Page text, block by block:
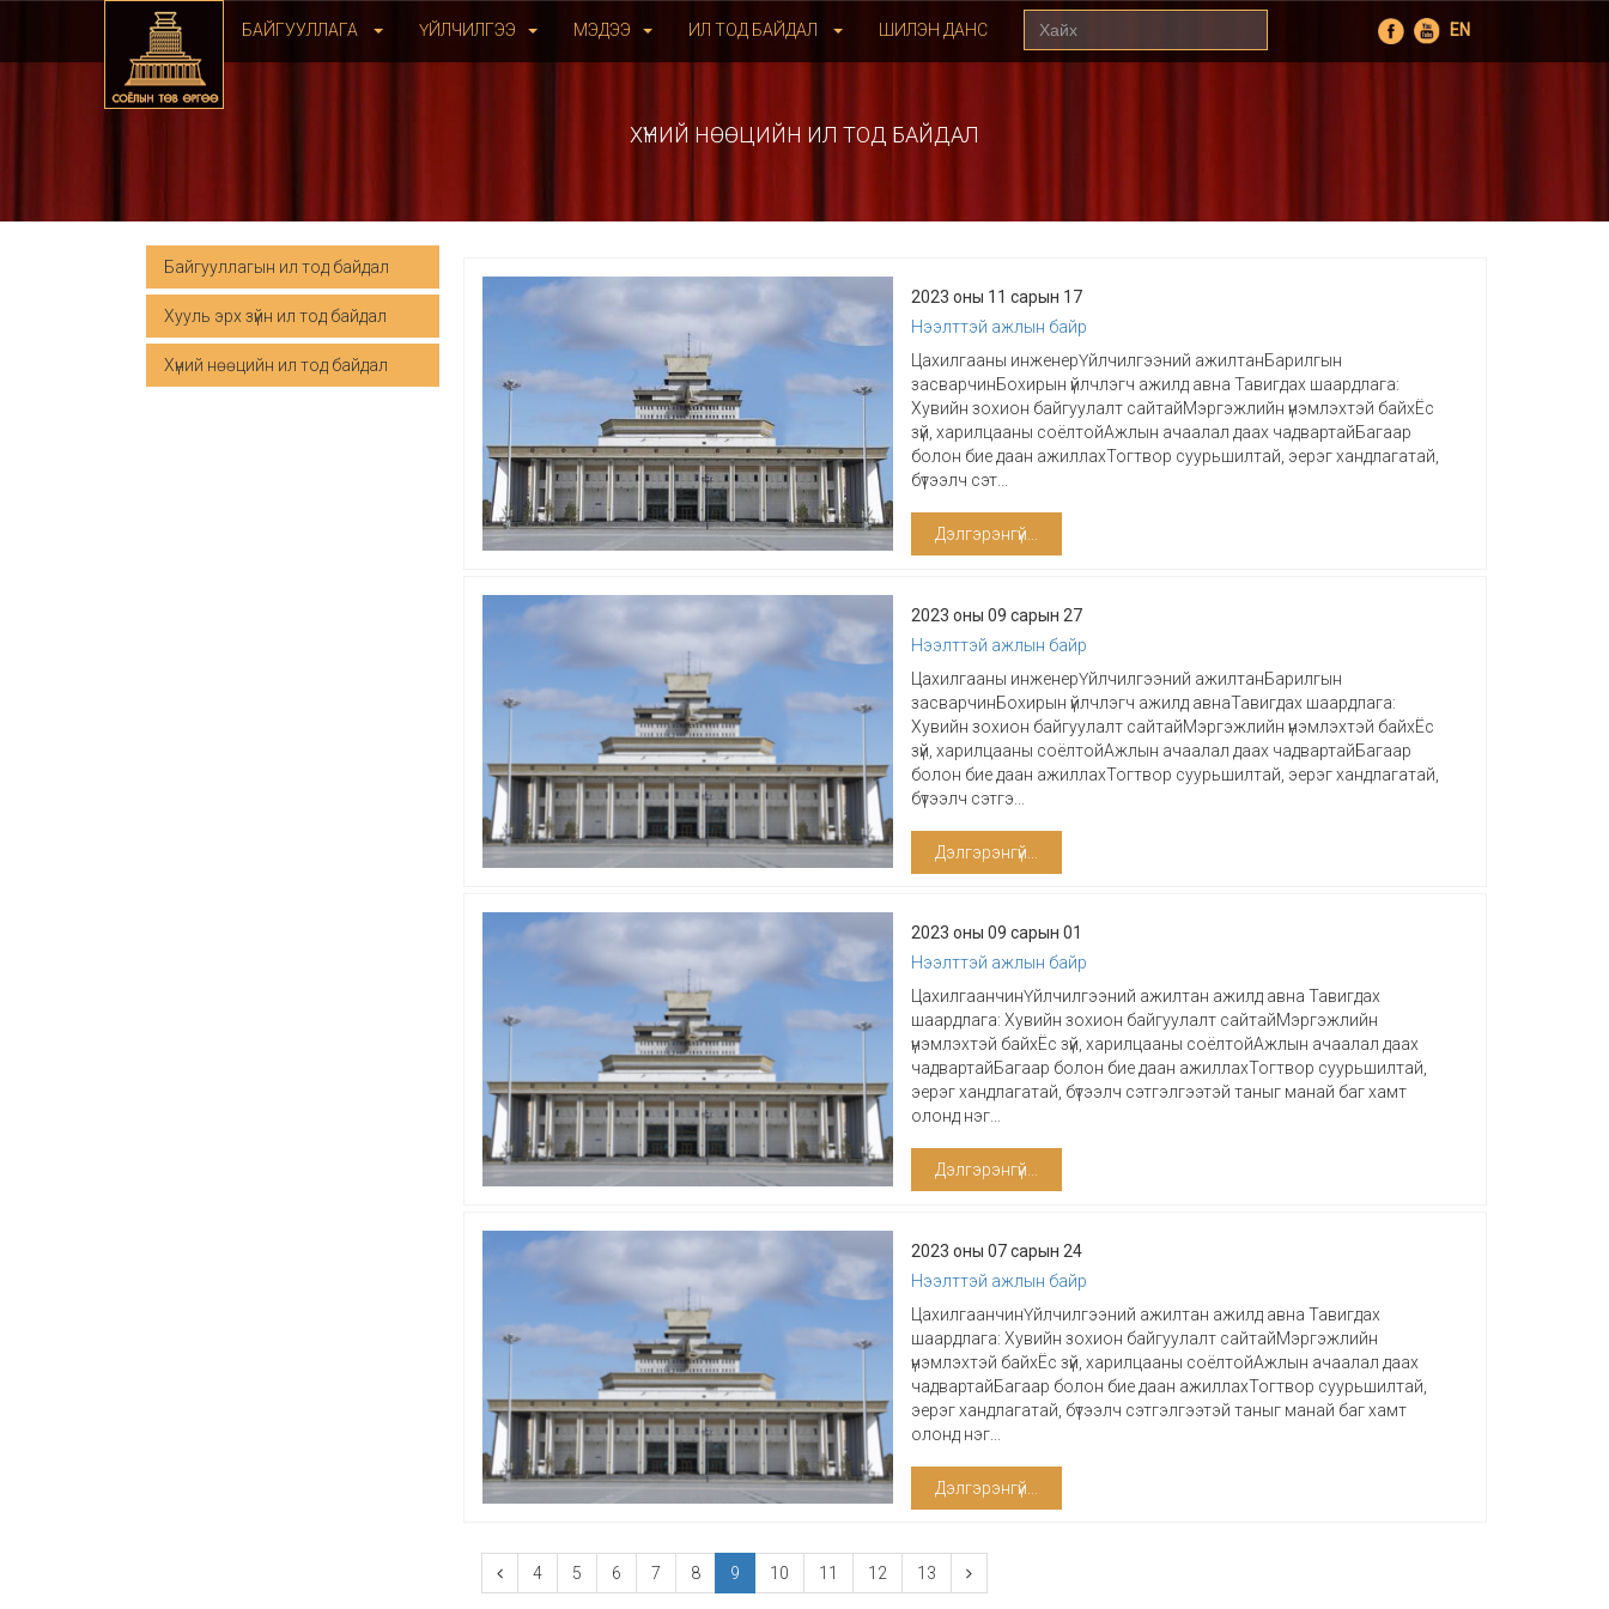
БАЙГУУЛЛАГА ҮЙЛЧИЛГЭЭ МЭДЭЭ ИЛ ТОД БАЙДАЛ ШИЛЭН ДАНС EN
ХҮНИЙ НӨӨЦИЙН ИЛ ТОД БАЙДАЛ
Байгууллагын ил тод байдал
Хууль эрх зүйн ил тод байдал
Хүний нөөцийн ил тод байдал
2023 оны 11 сарын 17
Нээлттэй ажлын байр
Цахилгааны инженерҮйлчилгээний ажилтанБарилгын
засварчинБохирын үйлчлэгч ажилд авна Тавигдах шаардлага:
Хувийн зохион байгуулалт сайтайМэргэжлийн үнэмлэхтэй байхЁс
зүй, харилцааны соёлтойАжлын ачаалал даах чадвартайБагаар
болон бие даан ажиллахТогтвор суурьшилтай, эерэг хандлагатай,
бүтээлч сэт...
Дэлгэрэнгүй...
2023 оны 09 сарын 27
Нээлттэй ажлын байр
Цахилгааны инженерҮйлчилгээний ажилтанБарилгын
засварчинБохирын үйлчлэгч ажилд авнаТавигдах шаардлага:
Хувийн зохион байгуулалт сайтайМэргэжлийн үнэмлэхтэй байхЁс
зүй, харилцааны соёлтойАжлын ачаалал даах чадвартайБагаар
болон бие даан ажиллахТогтвор суурьшилтай, эерэг хандлагатай,
бүтээлч сэтгэ...
Дэлгэрэнгүй...
2023 оны 09 сарын 01
Нээлттэй ажлын байр
ЦахилгаанчинҮйлчилгээний ажилтан ажилд авна Тавигдах
шаардлага: Хувийн зохион байгуулалт сайтайМэргэжлийн
үнэмлэхтэй байхЁс зүй, харилцааны соёлтойАжлын ачаалал даах
чадвартайБагаар болон бие даан ажиллахТогтвор суурьшилтай,
эерэг хандлагатай, бүтээлч сэтгэлгээтэй таныг манай баг хамт
олонд нэг...
Дэлгэрэнгүй...
2023 оны 07 сарын 24
Нээлттэй ажлын байр
ЦахилгаанчинҮйлчилгээний ажилтан ажилд авна Тавигдах
шаардлага: Хувийн зохион байгуулалт сайтайМэргэжлийн
үнэмлэхтэй байхЁс зүй, харилцааны соёлтойАжлын ачаалал даах
чадвартайБагаар болон бие даан ажиллахТогтвор суурьшилтай,
эерэг хандлагатай, бүтээлч сэтгэлгээтэй таныг манай баг хамт
олонд нэг...
Дэлгэрэнгүй...
4 5 6 7 8 9 10 11 12 13